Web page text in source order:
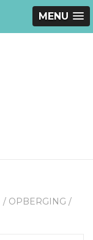
MENU
/ OPBERGING /